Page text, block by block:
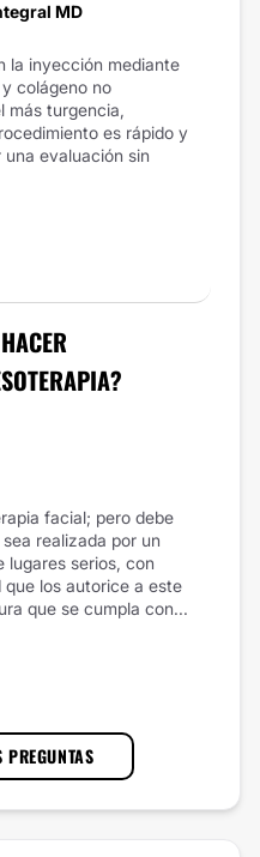
MD
la inyección mediante
colágeno no
más turgencia,
es rápido y
evaluación sin
facial; pero debe
realizada por un
lugares serios, con
que los autorice a este
que se cumpla con...